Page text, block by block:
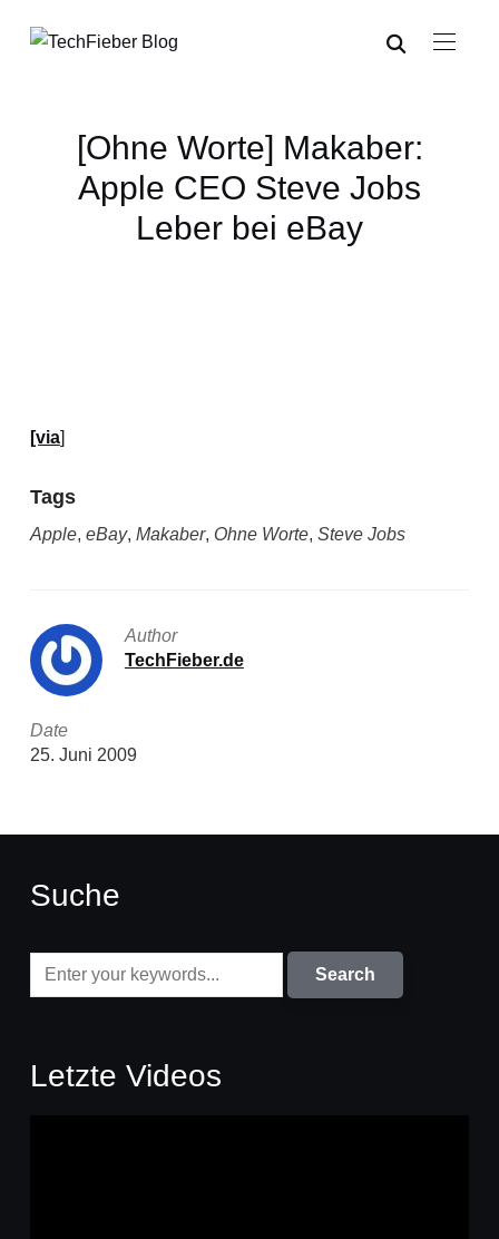
[Ohne Worte] Makaber:
Apple CEO Steve Jobs
Leber bei eBay
[via]
Tags
Apple, eBay, Makaber, Ohne Worte, Steve Jobs
Author
TechFieber.de
Date
25. Juni 2009
Suche
Letzte Videos